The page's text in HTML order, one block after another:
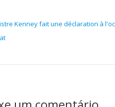
Kenney fait une déclaration à